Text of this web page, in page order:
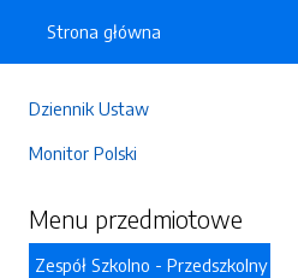
Dziennik Ustaw
Monitor Polski
Menu przedmiotowe
Zespół Szkolno - Przedszkolny
Strona główna